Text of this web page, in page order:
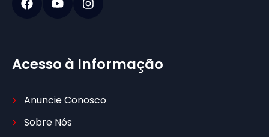
Acesso à Informação
Anuncie Conosco
Sobre Nós